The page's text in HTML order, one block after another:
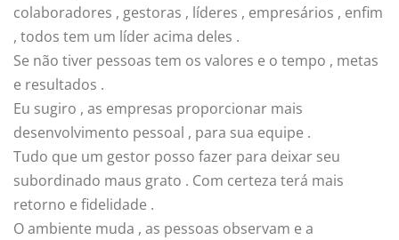
colaboradores , gestoras , líderes , empresários , enfim
, todos tem um líder acima deles .
Se não tiver pessoas tem os valores e o tempo , metas
e resultados .
Eu sugiro , as empresas proporcionar mais
desenvolvimento pessoal , para sua equipe .
Tudo que um gestor posso fazer para deixar seu
subordinado maus grato . Com certeza terá mais
retorno e fidelidade .
O ambiente muda , as pessoas observam e a